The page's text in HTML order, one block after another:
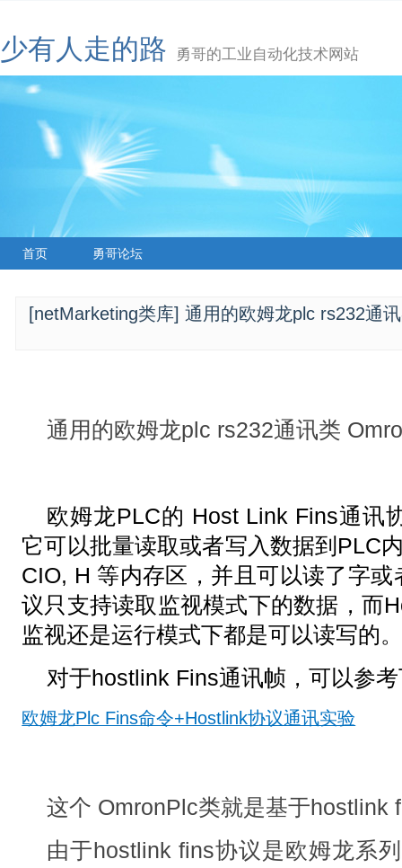
少有人走的路 勇哥的工业自动化技术网站
首页 勇哥论坛
[netMarketing类库] 通用的欧姆龙plc rs232通
通用的欧姆龙plc rs232通讯类
欧姆龙PLC的 Host Link Fins通讯
它可以批量读取或者写入数据到PLC
CIO, H 等内存区，并且可以读了字
议只支持读取监视模式下的数据，而
监视还是运行模式下都是可以读写的
对于hostlink Fins通讯帧，可以参
欧姆龙Plc Fins命令+Hostlink协议通讯实验
这个 OmronPlc类就是基于hostlink
由于hostlink fins协议是欧姆龙系